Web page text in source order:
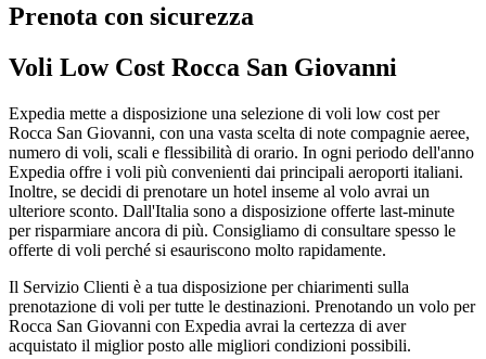
Prenota con sicurezza
Voli Low Cost Rocca San Giovanni
Expedia mette a disposizione una selezione di voli low cost per
Rocca San Giovanni, con una vasta scelta di note compagnie aeree,
numero di voli, scali e flessibilità di orario. In ogni periodo dell'anno
Expedia offre i voli più convenienti dai principali aeroporti italiani.
Inoltre, se decidi di prenotare un hotel inseme al volo avrai un
ulteriore sconto. Dall'Italia sono a disposizione offerte last-minute
per risparmiare ancora di più. Consigliamo di consultare spesso le
offerte di voli perché si esauriscono molto rapidamente.
Il Servizio Clienti è a tua disposizione per chiarimenti sulla
prenotazione di voli per tutte le destinazioni. Prenotando un volo per
Rocca San Giovanni con Expedia avrai la certezza di aver
acquistato il miglior posto alle migliori condizioni possibili.